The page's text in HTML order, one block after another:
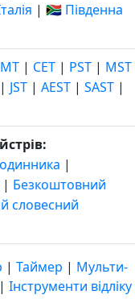
| 🇿🇦 Південна
| CET | PST | MST
| JST | AEST | SAST |
|
| Безкоштовний
словесний
| Таймер | Мульти-
| Інструменти відліку